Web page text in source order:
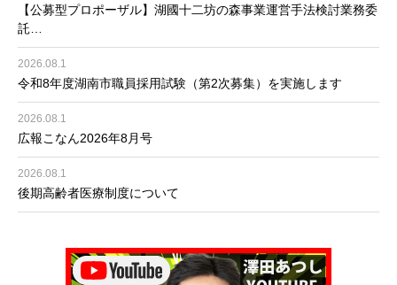
【公募型プロポーザル】湖國十二坊の森事業運営手法検討業務委
託…
2026.08.1
令和8年度湖南市職員採用試験（第2次募集）を実施します
2026.08.1
広報こなん2026年8月号
2026.08.1
後期高齢者医療制度について